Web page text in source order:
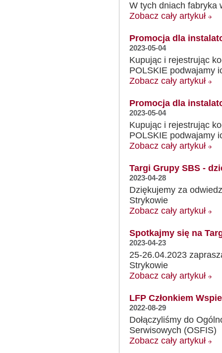
W tych dniach fabryka
Zobacz cały artykuł
Promocja dla
2023-05-04
Kupując i rejestrując
POLSKIE podwajamy
Zobacz cały artykuł
Promocja dla
2023-05-04
Kupując i rejestrując
POLSKIE podwajamy
Zobacz cały artykuł
Targi Grupy SBS -
2023-04-28
Dziękujemy za
Strykowie
Zobacz cały artykuł
Spotkajmy się na
2023-04-23
25-26.04.2023
Strykowie
Zobacz cały artykuł
LFP Członkiem
2022-08-29
Dołączyliśmy do
Serwisowych (OSFIS)
Zobacz cały artykuł